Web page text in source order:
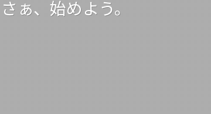
さぁ、始めよう。